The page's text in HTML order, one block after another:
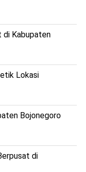
di Kabupaten
Lokasi
Bojonegoro
di